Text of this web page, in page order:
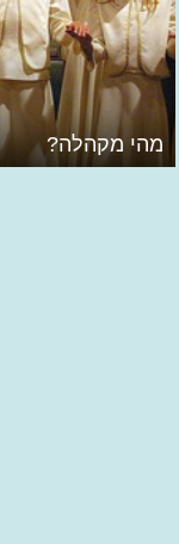
מהי מקהלה?